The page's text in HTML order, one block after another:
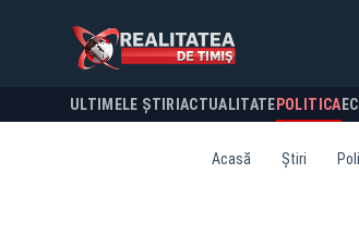
ULTIMELE ȘTIRI ACTUALITATE POLITICA
Acasă Știri